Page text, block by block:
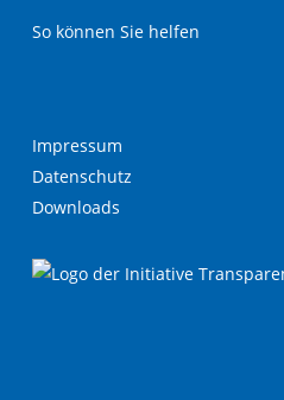
So können Sie helfen
Impressum
Datenschutz
Downloads